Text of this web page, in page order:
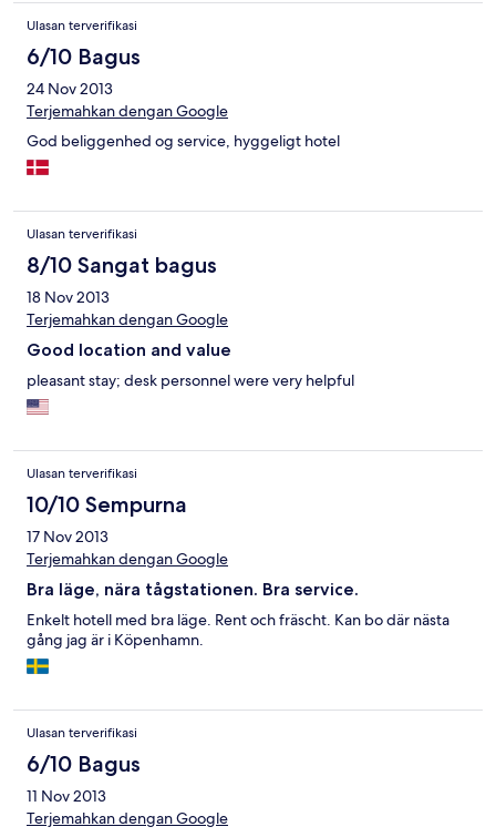
Ulasan terverifikasi
6/10 Bagus
24 Nov 2013
Terjemahkan dengan Google
God beliggenhed og service, hyggeligt hotel
Ulasan terverifikasi
8/10 Sangat bagus
18 Nov 2013
Terjemahkan dengan Google
Good location and value
pleasant stay; desk personnel were very helpful
Ulasan terverifikasi
10/10 Sempurna
17 Nov 2013
Terjemahkan dengan Google
Bra läge, nära tågstationen. Bra service.
Enkelt hotell med bra läge. Rent och fräscht. Kan bo där nästa
gång jag är i Köpenhamn.
Ulasan terverifikasi
6/10 Bagus
11 Nov 2013
Terjemahkan dengan Google